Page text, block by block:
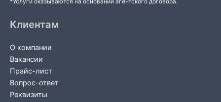
Клиентам
О компании
Вакансии
Прайс-лист
Вопрос-ответ
Реквизиты